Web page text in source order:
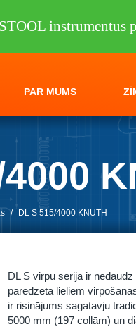
PAR MUMS
/ DL S 515/4000 KNUTH
DL S virpu sērija ir
paredzēta lieliem
ir risinājums sagatavju
5000 mm (197 collām) un
instrumentus